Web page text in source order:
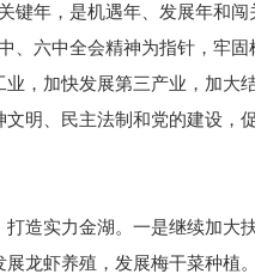
键年，是机遇年、发展年和
、六中全会精神为指针，牢
，加快发展第三产业，加大
明、民主法制和党的建设，
造实力金湖。一是继续加大
展龙虾养殖，发展梅干菜种植